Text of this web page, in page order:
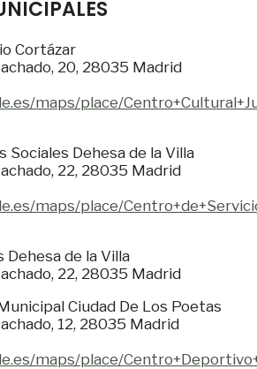
Cortázar
20, 28035 Madrid
maps/place/
Sociales Dehesa de la Villa
22, 28035 Madrid
maps/place/
de la Villa
22, 28035 Madrid
Ciudad De Los Poetas
12, 28035 Madrid
maps/place/